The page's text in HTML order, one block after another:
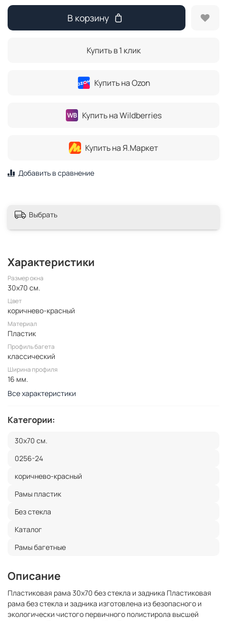
В корзину
Купить в 1 клик
Купить на Ozon
Купить на Wildberries
Купить на Я.Маркет
Добавить в сравнение
Выбрать
Характеристики
Размер окна
30x70 см.
Цвет
коричнево-красный
Материал
Пластик
Профиль багета
классический
Ширина профиля
16 мм.
Все характеристики
Категории:
30x70 см.
0256-24
коричнево-красный
Рамы пластик
Без стекла
Каталог
Рамы багетные
Описание
Пластиковая рама 30x70 без стекла и задника Пластиковая
рама без стекла и задника изготовлена из безопасного и
экологически чистого первичного полистирола высшей